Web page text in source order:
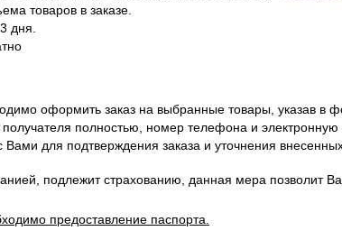
товаров в заказе.
дня.
оформить заказ на выбранные товары, указав в
полностью, номер телефона и электронную
для подтверждения заказа и уточнения
подлежит страхованию, данная мера позволит
предоставление паспорта.